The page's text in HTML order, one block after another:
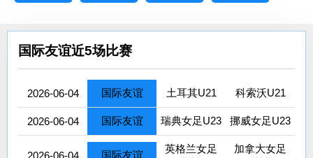
国际友谊近5场比赛
2026-06-04 国际友谊 土耳其U21 科索沃U21
2026-06-04 国际友谊 瑞典女足U23 挪威女足U23
2026-06-04 国际友谊
英格兰女足
加拿大女足